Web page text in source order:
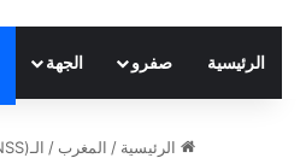
الرئيسية صفرو الجهة
الرئيسية / المغرب / الـ(CNSS) يصدر نسخة جديدة تشرح الخطوات المختلفة للاستفادة من التعويضات الجزافية